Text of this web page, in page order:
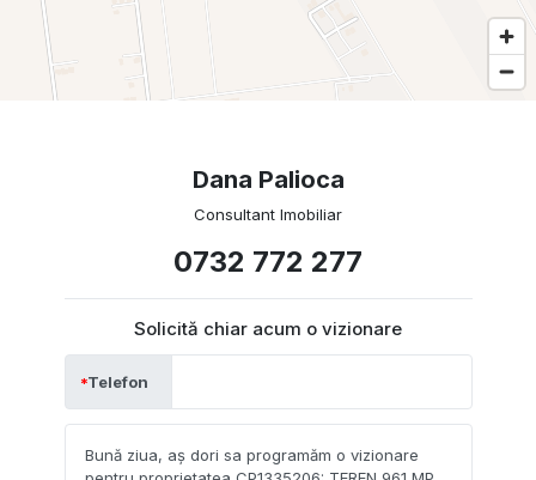
Dana Palioca
Consultant Imobiliar
0732 772 277
Solicită chiar acum o vizionare
Telefon